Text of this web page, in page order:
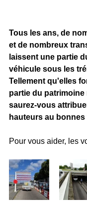
Tous les ans, de
et de nombreux
laissent une partie
véhicule sous les
Tellement qu'elles
partie du patrimoine
saurez-vous
hauteurs au bonnes
Pour vous aider, les